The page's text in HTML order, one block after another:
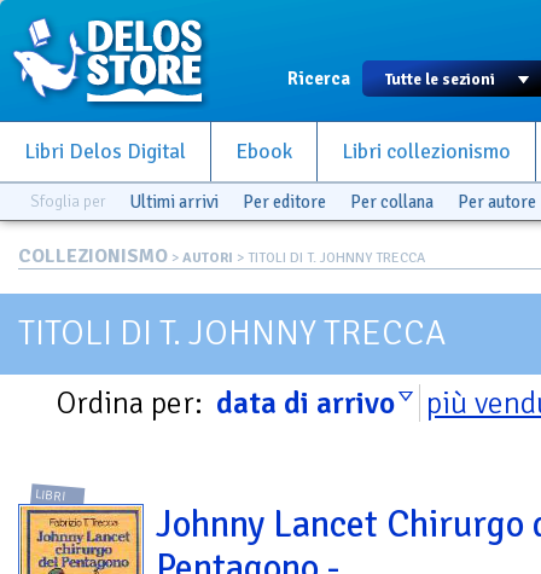
Ricerca
Libri Delos Digital Ebook Libri collezionismo
Sfoglia per Ultimi arrivi Per editore Per collana Per autore
COLLEZIONISMO > AUTORI > TITOLI DI T. JOHNNY TRECCA
TITOLI DI T. JOHNNY TRECCA
Ordina per: data di arrivo più
LIBRI
Johnny Lancet Chirurgo